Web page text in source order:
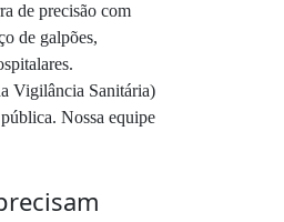
de precisão com
de galpões,
Vigilância Sanitária)
Nossa equipe